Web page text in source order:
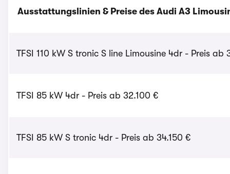
Ausstattungslinien & Preise des Audi A3
TFSI 110 kW S tronic S line Limousine 4dr - Preis ab
TFSI 85 kW 4dr - Preis ab 32.100 €
TFSI 85 kW S tronic 4dr - Preis ab 34.150 €